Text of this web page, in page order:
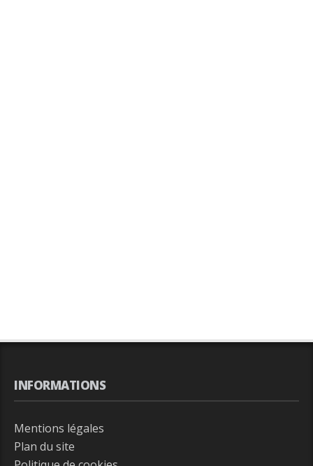
INFORMATIONS
Mentions légales
Plan du site